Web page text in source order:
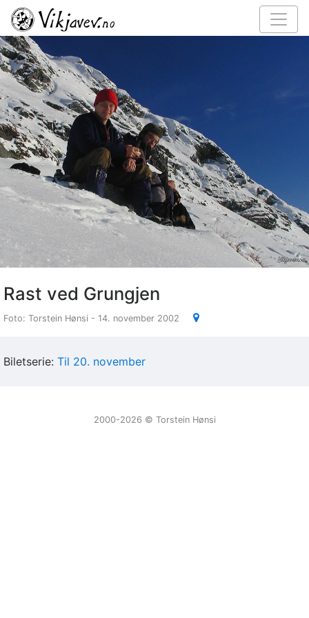
Rast ved Grungjen
Foto: Torstein Hønsi - 14. november 2002
Biletserie: Til 20. november
2000-2026 ©️ Torstein Hønsi